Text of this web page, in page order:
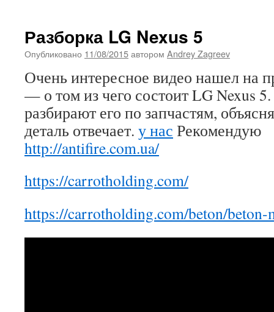
Разборка LG Nexus 5
Опубликовано 11/08/2015автором Andrey Zagreev
Очень интересное видео нашел на
— о том из чего состоит LG Nexus
разбирают его по запчастям,
деталь отвечает. у нас Рекомендую
http://antifire.com.ua/
https://carrotholding.com/
https://carrotholding.com/beton/